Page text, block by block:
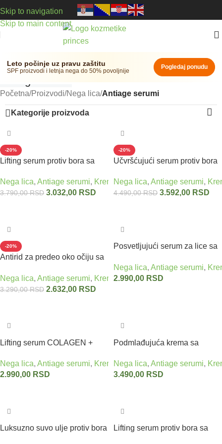
Skip to navigation
Skip to main content
Leto počinje uz pravu zaštitu
SPF proizvodi i letnja nega do 50% povoljnije
Pogledaj ponudu
Početna/Proizvodi/Nega lica/Antiage serumi
Kategorije proizvoda
-20%
Lifting serum protiv bora sa
SERUM SERPENS DERM 40
ml
Nega lica, Antiage serumi, Krema protiv bora, Zmijski otrov -
3.790,00RSD 3.032,00 RSD
-20%
Učvršćujući serum protiv bora
BACK IN TIME VIVADERM
Nega lica, Antiage serumi,
4.490,00RSD 3.592,00 RSD
-20%
Antirid za predeo oko očiju sa
CREAM SERPENS DERM 40
ml
Nega lica, Antiage serumi, Krema protiv bora, Zmijski otrov -
3.290,00RSD 2.632,00 RSD
Posvetljujući serum za lice sa
IN TIME VIVADERM
Nega lica, Antiage serumi,
2.990,00 RSD
Lifting serum COLAGEN +
Nega lica, Antiage serumi, Krema protiv bora
2.990,00 RSD
Podmlađujuća krema sa
Hyaluron acid VIVAPHARM
30 ml
Nega lica, Antiage serumi,
3.490,00 RSD
Luksuzno suvo ulje protiv bora
Lifting serum protiv bora sa